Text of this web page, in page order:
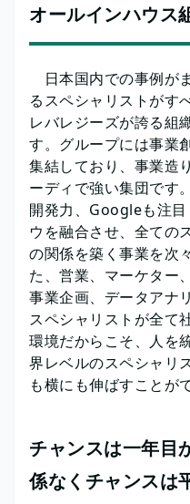
オールインハウス
日本国内での事例が
るスペシャリストがす
レバレジーズが誇る組
す。グループには事業
集結しており、事業造
ーディで強い集団です
開発力、Googleも注
ウを融合させ、全ての
の関係を築く事業を
た、営業、マーケター
事業企画、データアナ
スペシャリストが全て
環境だからこそ、人を
界レベルのスペシャリ
も横にも伸ばすことが
チャンスは一年目
係なくチャンスは